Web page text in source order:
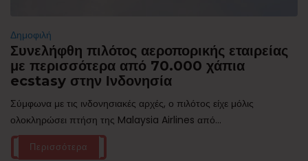
Δημοφιλή
Συνελήφθη πιλότος αεροπορικής εταιρείας
με περισσότερα από 70.000 χάπια
ecstasy στην Ινδονησία
Σύμφωνα με τις ινδονησιακές αρχές, ο πιλότος είχε μόλις
ολοκληρώσει πτήση της Malaysia Airlines από...
Περισσότερα